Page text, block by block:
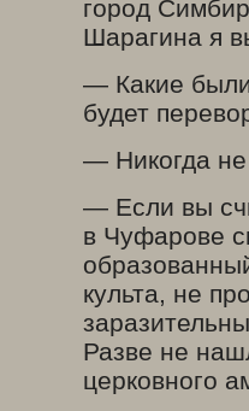
город
Шарагина я
— Какие были
будет
— Никогда не
— Если вы
в Чуфарове
культа, не
Разве не
церковного